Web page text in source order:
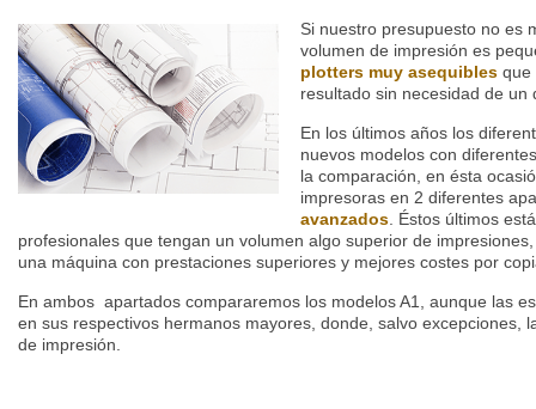
Si nuestro presupuesto no es
volumen de impresión es
plotters muy asequiblesque
resultado sin necesidad de un
En los últimos años los
nuevos modelos con
la comparación, en ésta
impresoras en 2 diferentes
avanzados. Éstos últimos
profesionales que tengan un volumen algo superior de
una máquina con prestaciones superiores y mejores costes por
En ambos apartados compararemos los modelos A1, aunque las
en sus respectivos hermanos mayores, donde, salvo excepciones,
de impresión.